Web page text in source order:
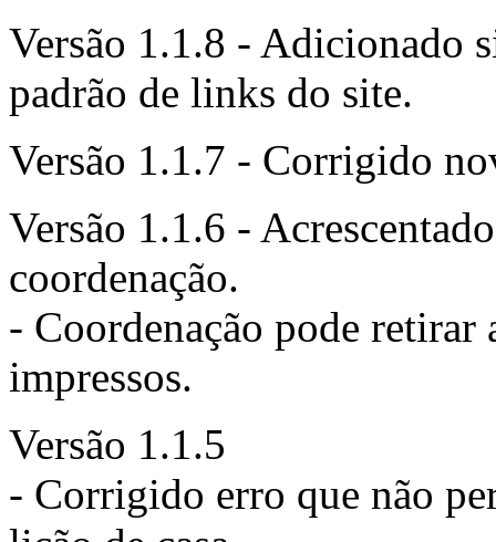
Versão 1.1.8 - Adicionado
padrão de links do site.
Versão 1.1.7 - Corrigido
Versão 1.1.6 -
coordenação.
- Coordenação pode
impressos.
Versão 1.1.5
- Corrigido erro que não